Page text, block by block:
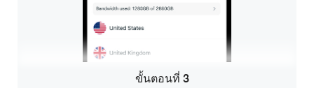
ขั้นตอนที่ 3